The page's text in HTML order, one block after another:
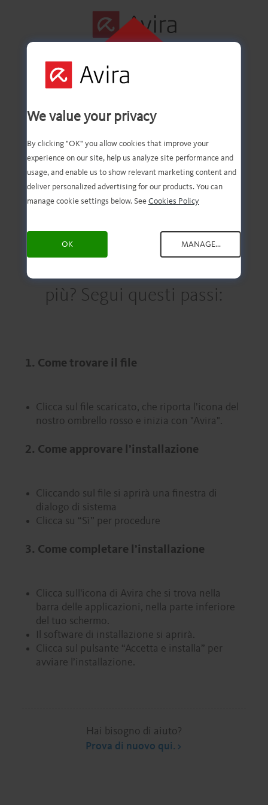
Installiamo la tua
Avira!
Per cominciare, clicca sul
file scaricato.
più? Segui questi passi:
1. Come trovare il file
Clicca sul file scaricato, che riporta l’icona del
nostro ombrello rosso e inizia con "Avira".
2. Come approvare l’installazione
Cliccando sul file si aprirà una finestra di
dialogo di sistema
Clicca su “Sì” per procedure
3. Come completare l’installazione
Clicca sull'icona di Avira che si trova nella
barra delle applicazioni, nella parte inferiore
del tuo schermo.
Il software di installazione si aprirà.
Clicca sul pulsante “Accetta e installa” per
avviare l’installazione.
Hai bisogno di aiuto?
Prova di nuovo qui.
FAI CLIC QUI PER
ESEGUIRE
We value your privacy
By clicking "OK" you allow cookies that improve your
experience on our site, help us analyze site performance and
usage, and enable us to show relevant marketing content and
deliver personalized advertising for our products. You can
manage cookie settings below. See Cookies Policy
OK MANAGE...